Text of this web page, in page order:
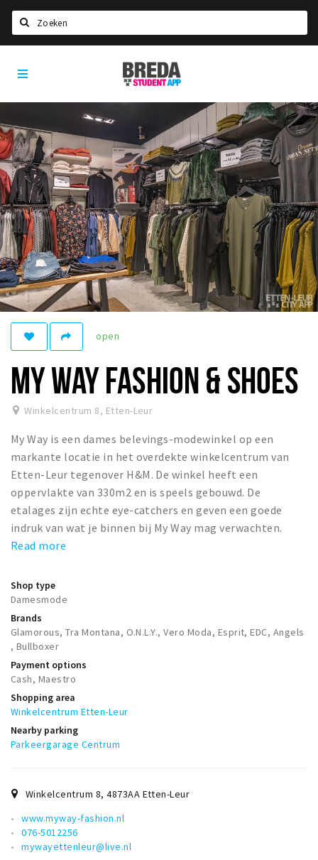
HOME
STUDYING
Welcome in Breda
Student associations
Student council
Student routes
New in town? Check FAQ!
LIVING IN BREDA
Housing
Registering municipality
Health insurance
General practitioner and first aid
Q&A
Breda Student Shop
Spin the wheel!
LEISURE
SportS
Agenda
Sights
Museums, theatres & stages
Trips & activities
Student routes
Nature
Party pics
Restaurants
Shops
Shopping areas
Breda
Student
open
MY WAY FASHION & SHOES
Winkelcentrum 8, Etten-Leur
My Way is een dames belevings-modewinkel op een
markante locatie in het overdekte winkelcentrum van
Etten-Leur tegenover H&M. De winkel heeft een
oppervlakte van 330m2 en is speels gebouwd. De
etalages zijn echte eye-catchers en geven een goede
indruk van wat je binnen bij My Way mag verwachten.
Read more
Shop type
Damesmode
Brands
Glamorous, Tra Montana, O.N.L.Y., Vero Moda, Esprit, EDC, Angels
, Bullboxer
Payment options
Cash, Maestro
Shopping area
Winkelcentrum Etten-Leur
Nearby parking
Parkeergarage Centrum
Winkelcentrum 8,4873AA Etten-Leur
www.myway-fashion.nl
076-5012256
mywayettenleur@live.nl